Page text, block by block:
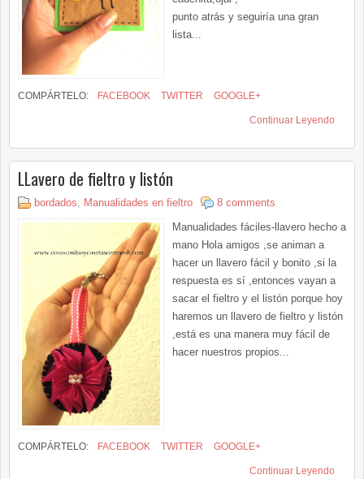
punto atrás y seguiría una gran
lista...
COMPÁRTELO: FACEBOOK TWITTER GOOGLE+
Continuar Leyendo
LLavero de fieltro y listón
bordados Manualidades en fieltro
8 comments
Manualidades fáciles-llavero hecho a
mano Hola amigos ,se animan a
hacer un llavero fácil y bonito ,si la
respuesta es sí ,entonces vayan a
sacar el fieltro y el listón porque hoy
haremos un llavero de fieltro y listón
,está es una manera muy fácil de
hacer nuestros propios...
COMPÁRTELO: FACEBOOK TWITTER GOOGLE+
Continuar Leyendo